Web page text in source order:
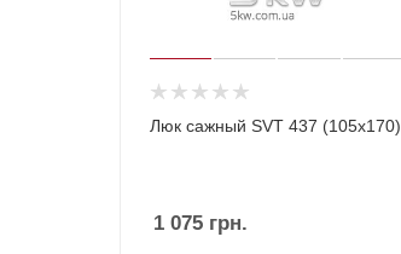
Люк сажный SVT 437 (105x170)
1 075 грн.